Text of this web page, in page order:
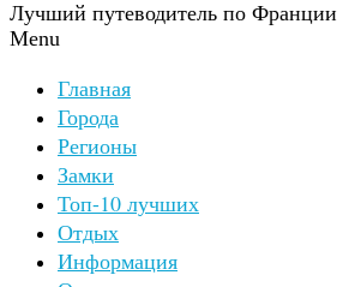
Лучший путеводитель по Франции
Menu
Главная
Города
Регионы
Замки
Топ-10 лучших
Отдых
Информация